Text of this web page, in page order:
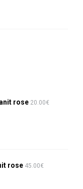
rose 20.00€
rose 45.00€